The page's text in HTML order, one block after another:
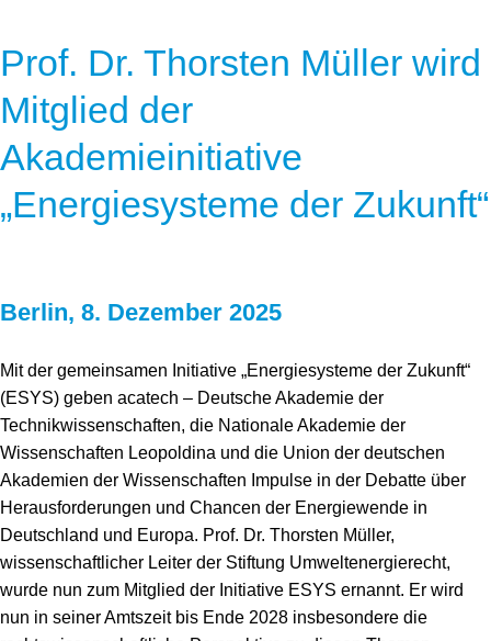
Prof. Dr. Thorsten Müller wird
Mitglied der
Akademieinitiative
„Energiesysteme der Zukunft“
Berlin, 8. Dezember 2025
Mit der gemeinsamen Initiative „Energiesysteme der Zukunft“
(ESYS) geben acatech – Deutsche Akademie der
Technikwissenschaften, die Nationale Akademie der
Wissenschaften Leopoldina und die Union der deutschen
Akademien der Wissenschaften Impulse in der Debatte über
Herausforderungen und Chancen der Energiewende in
Deutschland und Europa. Prof. Dr. Thorsten Müller,
wissenschaftlicher Leiter der Stiftung Umweltenergierecht,
wurde nun zum Mitglied der Initiative ESYS ernannt. Er wird
nun in seiner Amtszeit bis Ende 2028 insbesondere die